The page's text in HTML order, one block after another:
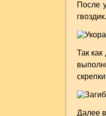
После
Так
Далее